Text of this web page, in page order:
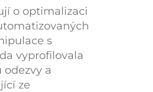
o optimalizaci
s
vyprofilovala
a
ze